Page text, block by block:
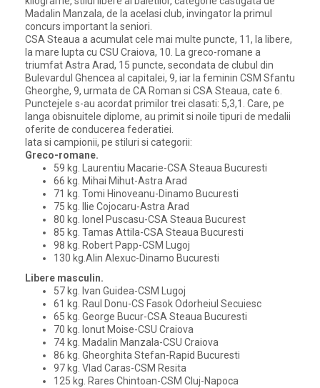
Madalin Manzala, de la acelasi club, invingator la primul
concurs important la seniori.
CSA Steaua a acumulat cele mai multe puncte, 11, la libere,
la mare lupta cu CSU Craiova, 10. La greco-romane a
triumfat Astra Arad, 15 puncte, secondata de clubul din
Bulevardul Ghencea al capitalei, 9, iar la feminin CSM Sfantu
Gheorghe, 9, urmata de CA Roman si CSA Steaua, cate 6.
Punctejele s-au acordat primilor trei clasati: 5,3,1. Care, pe
langa obisnuitele diplome, au primit si noile tipuri de medalii
oferite de conducerea federatiei.
Iata si campionii, pe stiluri si categorii:
Greco-romane.
59 kg. Laurentiu Macarie-CSA Steaua Bucuresti
66 kg. Mihai Mihut-Astra Arad
71 kg. Tomi Hinoveanu-Dinamo Bucuresti
75 kg. Ilie Cojocaru-Astra Arad
80 kg. Ionel Puscasu-CSA Steaua Bucurest
85 kg. Tamas Attila-CSA Steaua Bucuresti
98 kg. Robert Papp-CSM Lugoj
130 kg.Alin Alexuc-Dinamo Bucuresti
Libere masculin.
57 kg. Ivan Guidea-CSM Lugoj
61 kg. Raul Donu-CS Fasok Odorheiul Secuiesc
65 kg. George Bucur-CSA Steaua Bucuresti
70 kg. Ionut Moise-CSU Craiova
74 kg. Madalin Manzala-CSU Craiova
86 kg. Gheorghita Stefan-Rapid Bucuresti
97 kg. Vlad Caras-CSM Resita
125 kg. Rares Chintoan-CSM Cluj-Napoca